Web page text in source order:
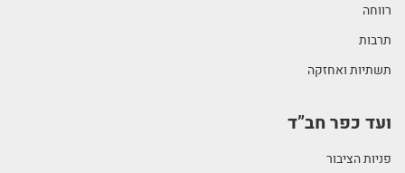
רווחה
תרבות
תשתיות ואחזקה
ועד כפר חב”ד
פניות הציבור